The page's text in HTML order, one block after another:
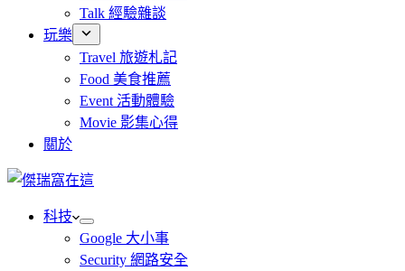
Talk 經驗雜談
玩樂
Travel 旅遊札記
Food 美食推薦
Event 活動體驗
Movie 影集心得
關於
科技
Google 大小事
Security 網路安全